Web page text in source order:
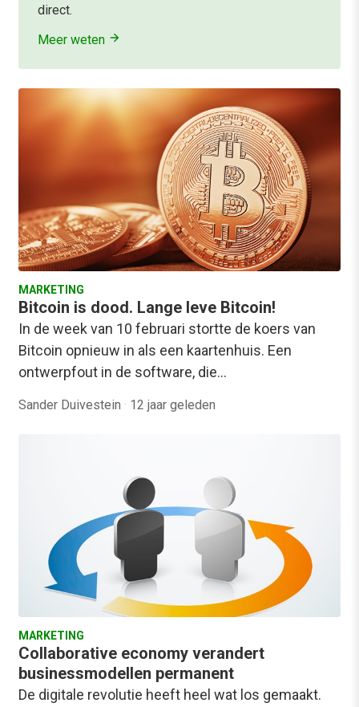
direct.
Meer weten
MARKETING
Bitcoin is dood. Lange leve Bitcoin!
In de week van 10 februari stortte de koers van
Bitcoin opnieuw in als een kaartenhuis. Een
ontwerpfout in de software, die…
Sander Duivestein · 12 jaar geleden
MARKETING
Collaborative economy verandert
businessmodellen permanent
De digitale revolutie heeft heel wat los gemaakt.